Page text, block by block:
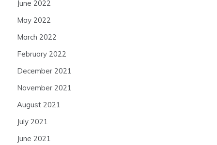
June 2022
May 2022
March 2022
February 2022
December 2021
November 2021
August 2021
July 2021
June 2021